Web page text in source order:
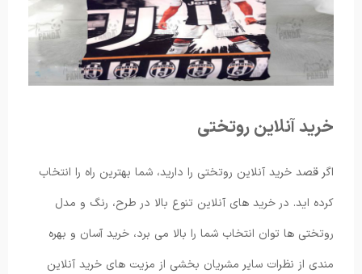
خرید آنلاین روتختی
اگر قصد خرید آنلاین روتختی را دارید، شما بهترین راه را انتخاب
کرده اید. در خرید های آنلاین تنوع بالا در طرح، رنگ و مدل
روتختی ها توان انتخاب شما را بالا می برد، خرید آسان و بهره
مندی از نظرات سایر مشریان بخشی از مزیت های خرید آنلاین